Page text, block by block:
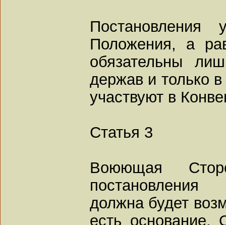
Постановления
Положения, а
обязательны
держав и только
участвуют в
Статья 3
Воюющая
должна будет
есть основание.